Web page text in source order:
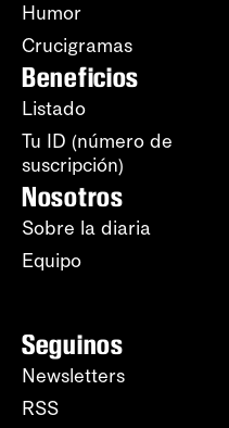
Humor
Crucigramas
Beneficios
Listado
Tu ID (número de
suscripción)
Nosotros
Sobre la diaria
Equipo
Seguinos
Newsletters
RSS